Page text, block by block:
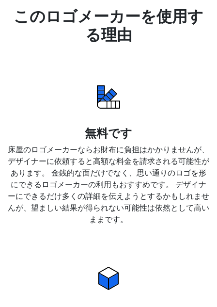
このロゴメーカーを使用す
る理由
無料です
床屋のロゴメ ーカーならお財布に負担はかかりませんが、
デザイナーに依頼すると高額な料金を請求される可能性が
あります。 金銭的な面だけでなく、思い通りのロゴを形
にできるロゴメーカーの利用もおすすめです。 デザイナ
ーにできるだけ多くの詳細を伝えようとするかもしれませ
んが、望ましい結果が得られない可能性は依然として高い
ままです。